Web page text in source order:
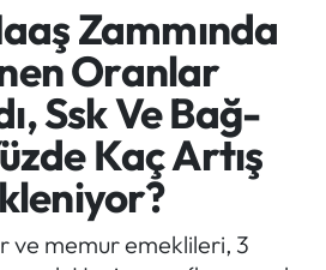
Zammında
Oranlar
Ssk Ve Bağ-
Kaç Artış
ve memur emeklileri, 3
Haritası
ve Fikstür